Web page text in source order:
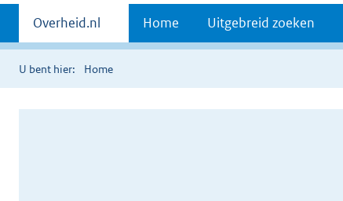
Primaire
navigatie
Andere
sites
binnen
Overheid.nl Home Uitgebreid zoeken
U bent hier: Home